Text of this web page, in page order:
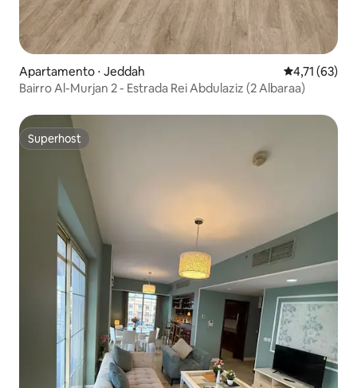
Apartamento ⋅ Jeddah 4,71 de uma
4,71 (63)
Bairro Al-Murjan 2 - Estrada Rei Abdulaziz (2 Albaraa)
Superhost
Superhost